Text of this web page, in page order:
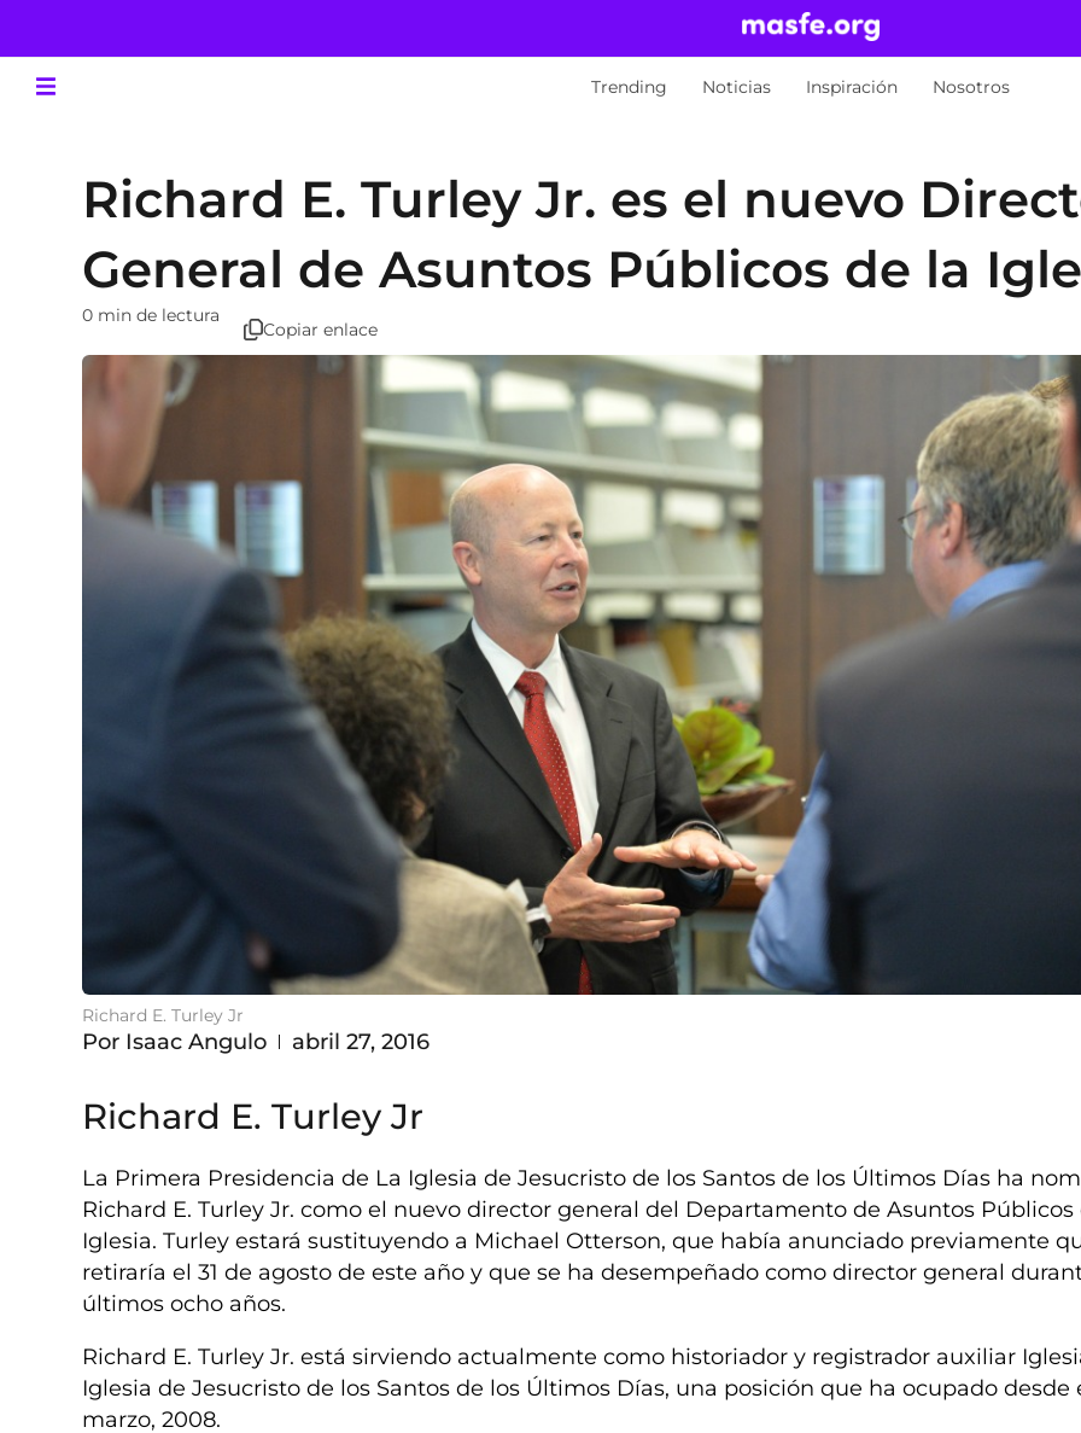
Trending Noticias Inspiración Nosotros
Richard E. Turley Jr. es el nuevo
General de Asuntos Públicos de la
0 min de lectura
Copiar enlace
Richard E. Turley Jr
Por Isaac Angulo abril 27, 2016
Richard E. Turley Jr
La Primera Presidencia de La Iglesia de Jesucristo de los Santos de los Últimos Días ha
Richard E. Turley Jr. como el nuevo director general del Departamento de Asuntos Públicos
Iglesia. Turley estará sustituyendo a Michael Otterson, que había anunciado previamente
retiraría el 31 de agosto de este año y que se ha desempeñado como director general
últimos ocho años.
Richard E. Turley Jr. está sirviendo actualmente como historiador y registrador auxiliar
Iglesia de Jesucristo de los Santos de los Últimos Días, una posición que ha ocupado desde
marzo, 2008.